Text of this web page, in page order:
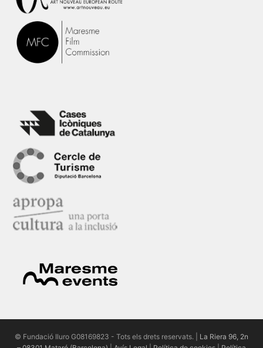
© Fundació Iluro G08169823 - Tots els drets reservats. | La Riera 96, 2n